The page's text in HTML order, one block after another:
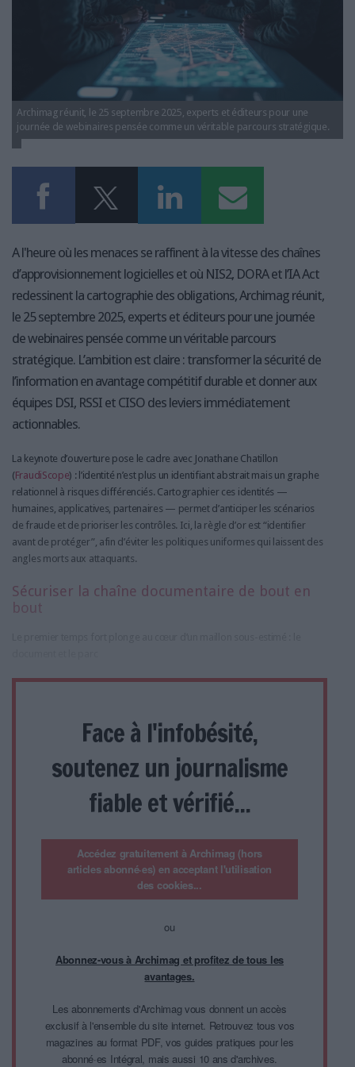
NOS OFFRES D'ABONNEMENTS
Archimag réunit, le 25 septembre 2025, experts et éditeurs pour une
journée de webinaires pensée comme un véritable parcours stratégique.
A l'heure où les menaces se raffinent à la vitesse des chaînes
d’approvisionnement logicielles et où NIS2, DORA et l’IA Act
redessinent la cartographie des obligations, Archimag réunit,
le 25 septembre 2025, experts et éditeurs pour une journée
de webinaires pensée comme un véritable parcours
stratégique. L’ambition est claire : transformer la sécurité de
l’information en avantage compétitif durable et donner aux
équipes DSI, RSSI et CISO des leviers immédiatement
actionnables.
La keynote d’ouverture pose le cadre avec Jonathane Chatillon
(FraudiScope) : l’identité n’est plus un identifiant abstrait mais un graphe
relationnel à risques différenciés. Cartographier ces identités —
humaines, applicatives, partenaires — permet d’anticiper les scénarios
de fraude et de prioriser les contrôles. Ici, la règle d’or est “identifier
avant de protéger”, afin d’éviter les politiques uniformes qui laissent des
angles morts aux attaquants.
Sécuriser la chaîne documentaire de bout en
bout
Face à l'infobésité,
soutenez un journalisme
fiable et vérifié...
Accédez gratuitement à Archimag (hors
articles abonné·es) en acceptant l'utilisation
des cookies...
ou
Abonnez-vous à Archimag et profitez de tous les
avantages.
Les abonnements d'Archimag vous donnent un accès
exclusif à l'ensemble du site internet. Retrouvez tous vos
magazines au format PDF, vos guides pratiques pour les
abonné·es Intégral, mais aussi 10 ans d'archives.